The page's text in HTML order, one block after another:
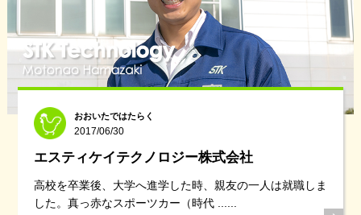
おおいたではたらく
2017/06/30
エスティケイテクノロジー株式会社
高校を卒業後、大学へ進学した時、親友の一人は就職しま
した。真っ赤なスポーツカー（時代 ......